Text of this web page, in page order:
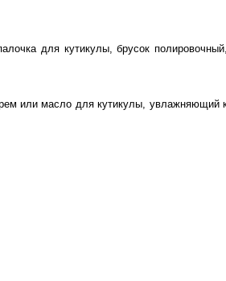
для кутикулы, брусок
или масло для кутикулы,